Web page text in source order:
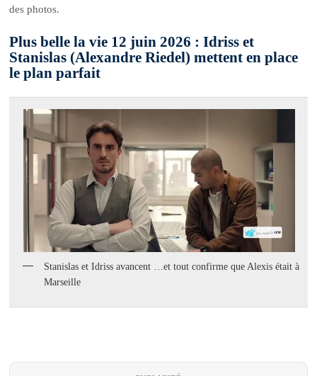
des photos.
Plus belle la vie 12 juin 2026 : Idriss et
Stanislas (Alexandre Riedel) mettent en place
le plan parfait
Stanislas et Idriss avancent …et tout confirme que Alexis était à
Marseille